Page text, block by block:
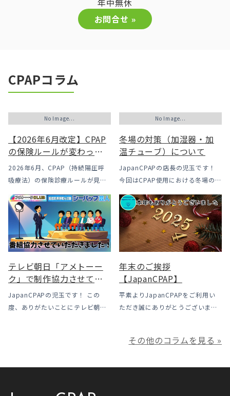
お問合せ »
CPAPコラム
No Image...
【2026年6月改定】CPAP
の保険ルールが変わった
｜CPAPが使えなくなるか
も？変更のメリット・デ
う選択肢
2026年6月、CPAP（持続陽圧呼
吸療法）の保険診療ルールが見直
ルは下がった一方で、「続ける」
ための条件はこれまでより厳しく
なっています。この記事では、何
がどう変わったのかを患者様の立
場で […]
No Image...
冬場の対策（加湿器・加
温チューブ）について
JapanCPAPの店長の児玉です！
今回はCPAP使用における冬場のよ
露」についてのお話をさせて頂き
ます。 我々の拠点の北陸はCPAP
使用時に「乾燥・寒さ・結露」が
起こりやすい地域です、その […]
テレビ朝日「アメトーー
ク」で制作協力させてい
ただきました
JapanCPAPの児玉です！ この
度、ありがたいことにテレビ朝日
ク様は長い歴史があり、私も大
年末のご挨拶
【JapanCPAP】
平素よりJapanCPAPをご利用い
ただき誠にありがとうございま
利用いただき本当にありがとうご
満足いただけるサービスを提供さ
その他のコラムを見る »